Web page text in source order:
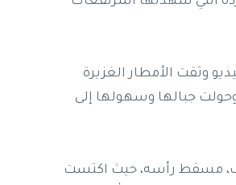
وثقت الأمطار الغزيرة
جبالها وسهولها إلى
مسقط رأسه، حيث اكتست